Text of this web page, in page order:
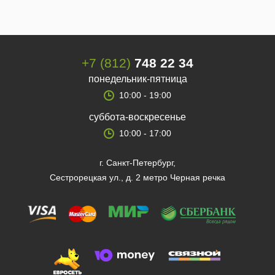
+7 (812) 748 22 34
понедельник-пятница
10:00 - 19:00
суббота-воскресенье
10:00 - 17:00
г. Санкт-Петербург,
Сестрорецкая ул., д. 2 метро Черная речка